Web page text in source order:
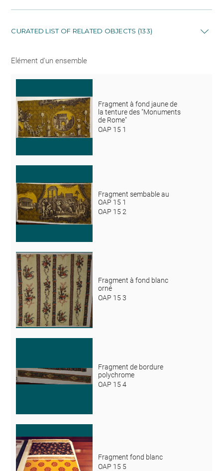
CURATED LIST OF RELATED OBJECTS (133)
Elément d'un ensemble
Fragment à fond jaune de
la tenture des "Monuments
de Rome"
OAP 15 1
Fragment sembable au
OAP 15 1
OAP 15 2
Fragment à fond blanc
orné
OAP 15 3
Fragment de bordure
polychrome
OAP 15 4
Fragment fond blanc
OAP 15 5